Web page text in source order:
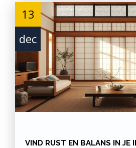
13
dec
VIND RUST EN BALANS IN JE